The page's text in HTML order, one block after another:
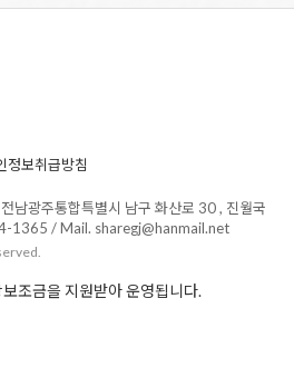
정보취급방침
남광주통합특별시 남구 화산로 30 , 진월국
1365 / Mail. sharegj@hanmail.net
조금을 지원받아 운영됩니다.